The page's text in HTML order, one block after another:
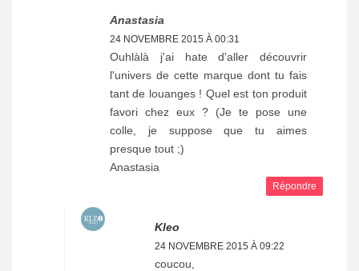
Anastasia
24 NOVEMBRE 2015 À 00:31
Ouhlàlà j'ai hate d'aller découvrir
l'univers de cette marque dont tu fais
tant de louanges ! Quel est ton produit
favori chez eux ? (Je te pose une
colle, je suppose que tu aimes
presque tout ;)
Anastasia
Répondre
Kleo
24 NOVEMBRE 2015 À 09:22
coucou,